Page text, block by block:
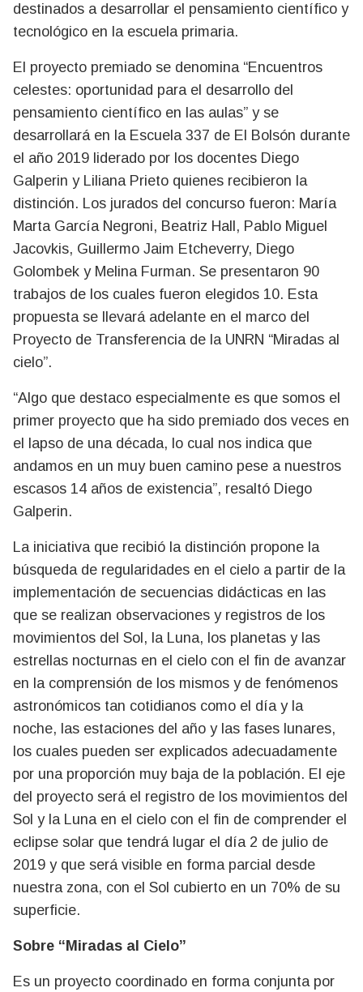
destinados a desarrollar el pensamiento científico y
tecnológico en la escuela primaria.
El proyecto premiado se denomina “Encuentros
celestes: oportunidad para el desarrollo del
pensamiento científico en las aulas” y se
desarrollará en la Escuela 337 de El Bolsón durante
el año 2019 liderado por los docentes Diego
Galperin y Liliana Prieto quienes recibieron la
distinción. Los jurados del concurso fueron: María
Marta García Negroni, Beatriz Hall, Pablo Miguel
Jacovkis, Guillermo Jaim Etcheverry, Diego
Golombek y Melina Furman. Se presentaron 90
trabajos de los cuales fueron elegidos 10. Esta
propuesta se llevará adelante en el marco del
Proyecto de Transferencia de la UNRN “Miradas al
cielo”.
“Algo que destaco especialmente es que somos el
primer proyecto que ha sido premiado dos veces en
el lapso de una década, lo cual nos indica que
andamos en un muy buen camino pese a nuestros
escasos 14 años de existencia”, resaltó Diego
Galperin.
La iniciativa que recibió la distinción propone la
búsqueda de regularidades en el cielo a partir de la
implementación de secuencias didácticas en las
que se realizan observaciones y registros de los
movimientos del Sol, la Luna, los planetas y las
estrellas nocturnas en el cielo con el fin de avanzar
en la comprensión de los mismos y de fenómenos
astronómicos tan cotidianos como el día y la
noche, las estaciones del año y las fases lunares,
los cuales pueden ser explicados adecuadamente
por una proporción muy baja de la población. El eje
del proyecto será el registro de los movimientos del
Sol y la Luna en el cielo con el fin de comprender el
eclipse solar que tendrá lugar el día 2 de julio de
2019 y que será visible en forma parcial desde
nuestra zona, con el Sol cubierto en un 70% de su
superficie.
Sobre “Miradas al Cielo”
Es un proyecto coordinado en forma conjunta por